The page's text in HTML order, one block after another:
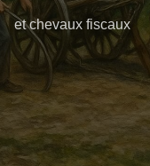
et chevaux fiscaux